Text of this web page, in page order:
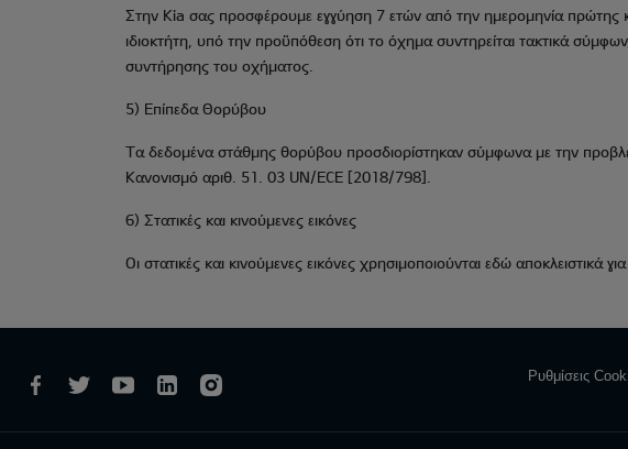
Στην Kia σας προσφέρουμε εγγύηση 7 ετών από την ημερομηνία πρώτης
ιδιοκτήτη, υπό την προϋπόθεση ότι το όχημα συντηρείται τακτικά
συντήρησης του οχήματος.
5) Επίπεδα Θορύβου
Τα δεδομένα στάθμης θορύβου προσδιορίστηκαν σύμφωνα με την
Κανονισμό αριθ. 51. 03 UN/ECE [2018/798].
6) Στατικές και κινούμενες εικόνες
Οι στατικές και κινούμενες εικόνες χρησιμοποιούνται εδώ αποκλειστικά
Ρυθμίσεις